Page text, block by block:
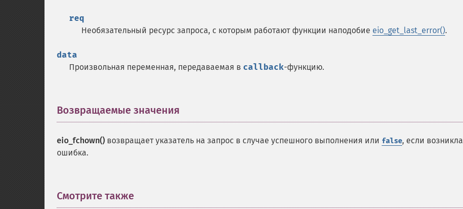
req
Необязательный ресурс запроса, с которым работают функции наподобие eio_get_last_error().
data
Произвольная переменная, передаваемая в callback-функцию.
Возвращаемые значения
eio_fchown() возвращает указатель на запрос в случае успешного выполнения или false, если возникла
ошибка.
Смотрите также